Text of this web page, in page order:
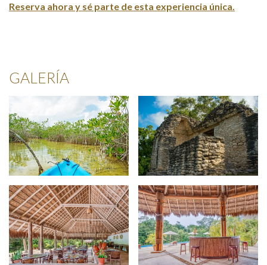
Reserva ahora y sé parte de esta experiencia única.
GALERÍA